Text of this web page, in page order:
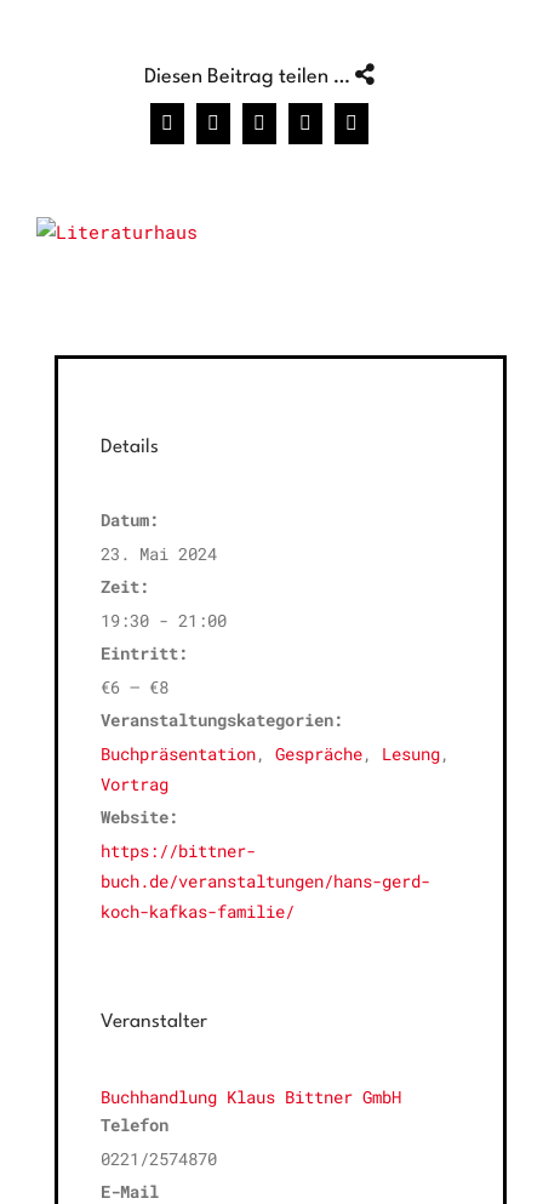
Diesen Beitrag teilen …
Facebook
X WhatsAppPinterest
E-
Mail
Details
Datum:
23. Mai 2024
Zeit:
19:30 - 21:00
Eintritt:
€6 – €8
Veranstaltungskategorien:
Buchpräsentation, Gespräche, Lesung,
Vortrag
Website:
https://bittner-
buch.de/veranstaltungen/hans-gerd-
koch-kafkas-familie/
Veranstalter
Buchhandlung Klaus Bittner GmbH
Telefon
0221/2574870
E-Mail